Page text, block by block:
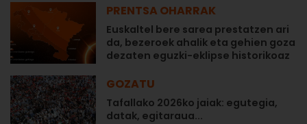
PRENTSA OHARRAK
Euskaltel bere sarea prestatzen ari
da, bezeroek ahalik eta gehien goza
dezaten eguzki-eklipse historikoaz
GOZATU
Tafallako 2026ko jaiak: egutegia,
datak, egitaraua...